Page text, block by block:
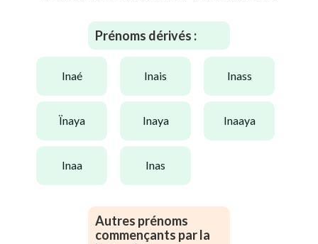
Prénoms dérivés :
inaé inais inass
ïnaya inaya inaaya
inaa inas
Autres prénoms
commençants par la